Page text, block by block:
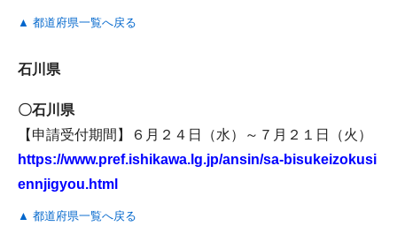
▲ 都道府県一覧へ戻る
石川県
〇石川県
【申請受付期間】６月２４日（水）～７月２１日（火）
https://www.pref.ishikawa.lg.jp/ansin/sa-bisukeizokusi
ennjigyou.html
▲ 都道府県一覧へ戻る